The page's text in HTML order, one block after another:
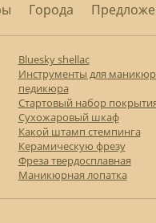
Города
Bluesky shellac
Инструменты для
педикюра
Стартовый набор
Сухожаровый шкаф
Какой штамп стемпинга
Керамическую фрезу
Фреза твердосплавная
Маникюрная лопатка